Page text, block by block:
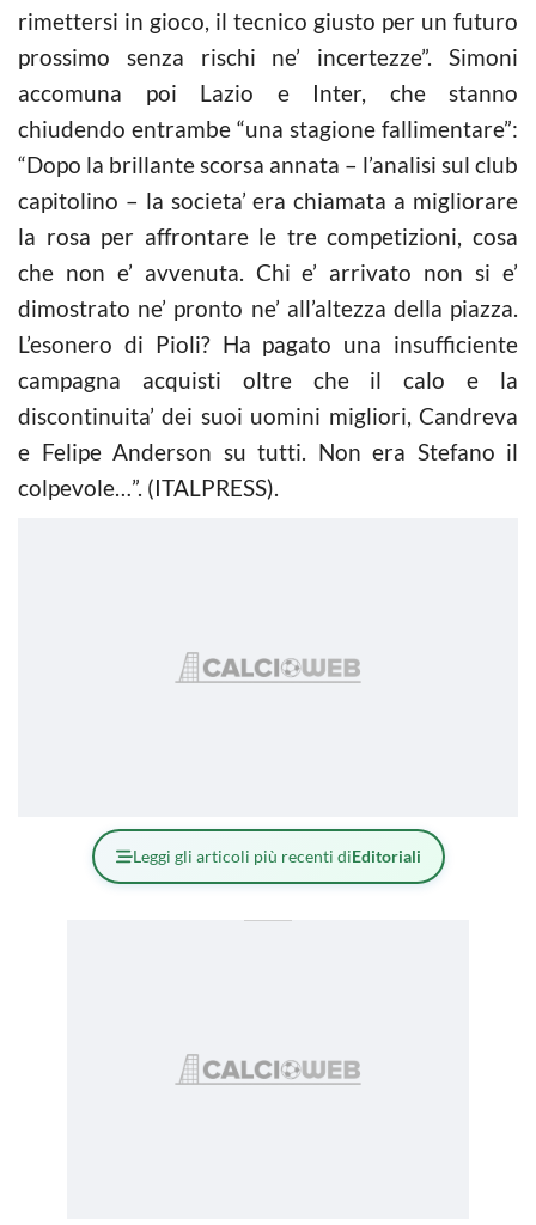
rimettersi in gioco, il tecnico giusto per un futuro
prossimo senza rischi ne’ incertezze”. Simoni
accomuna poi Lazio e Inter, che stanno
chiudendo entrambe “una stagione fallimentare”:
“Dopo la brillante scorsa annata – l’analisi sul club
capitolino – la societa’ era chiamata a migliorare
la rosa per affrontare le tre competizioni, cosa
che non e’ avvenuta. Chi e’ arrivato non si e’
dimostrato ne’ pronto ne’ all’altezza della piazza.
L’esonero di Pioli? Ha pagato una insufficiente
campagna acquisti oltre che il calo e la
discontinuita’ dei suoi uomini migliori, Candreva
e Felipe Anderson su tutti. Non era Stefano il
colpevole…”. (ITALPRESS).
Leggi gli articoli più recenti diEditoriali